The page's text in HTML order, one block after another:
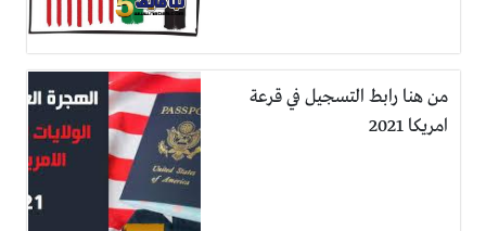
من هنا رابط التسجيل في قرعة
امريكا 2021